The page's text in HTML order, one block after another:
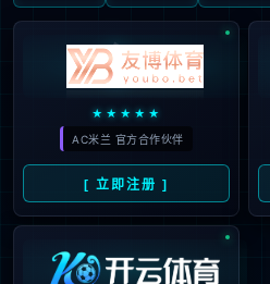
首页
新闻资讯